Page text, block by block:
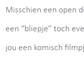
Misschien een open
een “bliepje” toch
jou een komisch